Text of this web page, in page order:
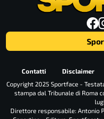
Contatti Disclaimer
Copyright 2025 Sportface -
stampa dal Tribunale di Roma
Direttore responsabile: Antonio